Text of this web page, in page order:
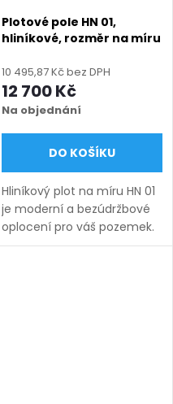
Plotové pole HN 01,
hliníkové, rozměr na míru
výška 750 - 2000 mm),
černá struktura RAL 9005
10 495,87 Kč bez DPH
12 700 Kč
Na objednání
DO KOŠÍKU
Hliníkový plot na míru HN 01
je moderní a bezúdržbové
oplocení pro váš pozemek.
Vyrábíme ho v rozsahu